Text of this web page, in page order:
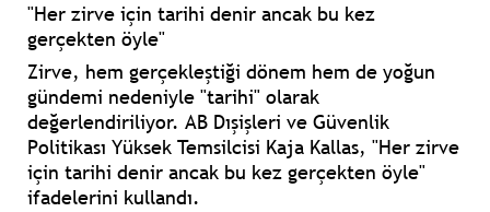
"Her zirve için tarihi denir ancak bu kez
gerçekten öyle"
Zirve, hem gerçekleştiği dönem hem de yoğun
gündemi nedeniyle "tarihi" olarak
değerlendiriliyor. AB Dışişleri ve Güvenlik
Politikası Yüksek Temsilcisi Kaja Kallas, "Her zirve
için tarihi denir ancak bu kez gerçekten öyle"
ifadelerini kullandı.